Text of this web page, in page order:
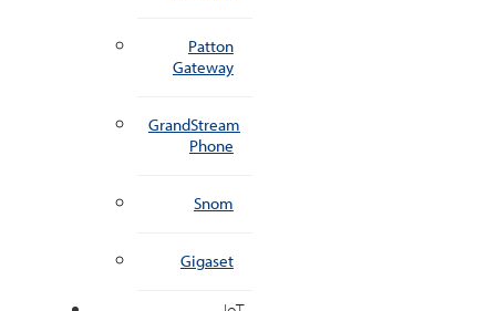
Patton
Gateway
GrandStream
Phone
Snom
Gigaset